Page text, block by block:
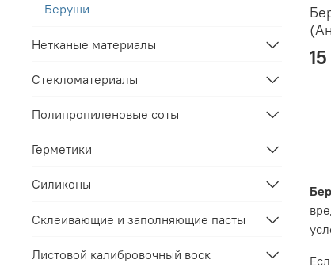
Беруши
Нетканые материалы
Стекломатериалы
Полипропиленовые соты
Герметики
Силиконы
Склеивающие и заполняющие пасты
Листовой калибровочный воск